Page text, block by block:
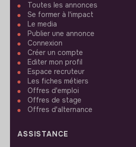
Toutes les annonces
Se former à l'impact
Le media
Publier une annonce
Connexion
Créer un compte
Editer mon profil
Espace recruteur
Les fiches métiers
Offres d'emploi
Offres de stage
Offres d'alternance
ASSISTANCE